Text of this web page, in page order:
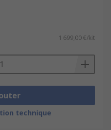
1 699,00 €/kit
technique